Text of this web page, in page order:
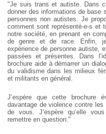
"Je suis trans et autiste. Dans
donner des informations de base
personnes non autistes. Je
comment sont représenté-e-s et
notre société, en prenant en
de genre et de race. Enfin, je
expérience de personne autiste,
passées et présentes. Dans
brochure aide àdémarrer un
du validisme dans les milieux
et militants en général.
J’espère que cette brochure
davantage deviolence contre les
de vous. J’espère qu’ellevous
remettre en question."